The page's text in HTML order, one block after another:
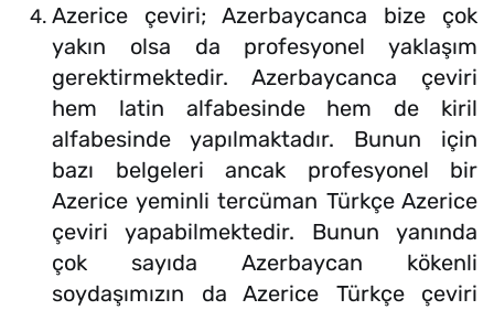
Azerice çeviri; Azerbaycanca bize çok
yakın olsa da profesyonel yaklaşım
gerektirmektedir. Azerbaycanca çeviri
hem latin alfabesinde hem de kiril
alfabesinde yapılmaktadır. Bunun için
bazı belgeleri ancak profesyonel bir
Azerice yeminli tercüman Türkçe Azerice
çeviri yapabilmektedir. Bunun yanında
çok sayıda Azerbaycan kökenli
soydaşımızın da Azerice Türkçe çeviri